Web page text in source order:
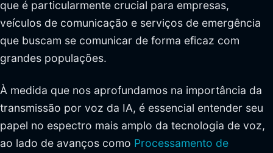
que é particularmente crucial para empresas,
veículos de comunicação e serviços de emergência
que buscam se comunicar de forma eficaz com
grandes populações.
À medida que nos aprofundamos na importância da
transmissão por voz da IA, é essencial entender seu
papel no espectro mais amplo da tecnologia de voz,
ao lado de avanços como Processamento de